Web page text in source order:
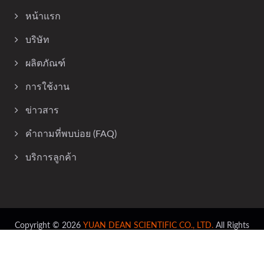
หน้าแรก
บริษัท
ผลิตภัณฑ์
การใช้งาน
ข่าวสาร
คำถามที่พบบ่อย (FAQ)
บริการลูกค้า
Copyright © 2026 YUAN DEAN SCIENTIFIC CO., LTD. All Rights